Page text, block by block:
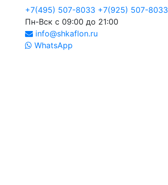
+7(495) 507-8033 +7(925) 507-8033
Пн-Вск с 09:00 до 21:00
info@shkaflon.ru
WhatsApp